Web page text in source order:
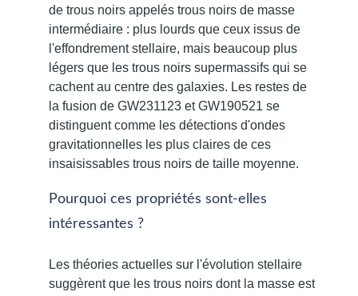
de trous noirs appelés trous noirs de masse
intermédiaire : plus lourds que ceux issus de
l'effondrement stellaire, mais beaucoup plus
légers que les trous noirs supermassifs qui se
cachent au centre des galaxies. Les restes de
la fusion de GW231123 et GW190521 se
distinguent comme les détections d'ondes
gravitationnelles les plus claires de ces
insaisissables trous noirs de taille moyenne.
Pourquoi ces propriétés sont-elles
intéressantes ?
Les théories actuelles sur l'évolution stellaire
suggèrent que les trous noirs dont la masse est